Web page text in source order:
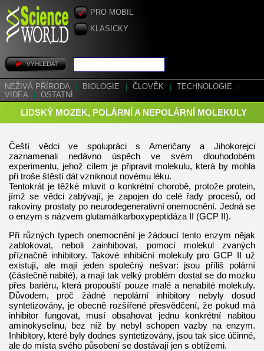
PRO MOBIL
KLASICKY
NEŽIVÁ PŘÍRODA BIOLOGIE ČLOVĚK TECHNOLOGIE
VIDEA
OSTATNÍ
LIDSKÝ MOZEK, POLÁRNÍ A NEPOLÁRNÍ MOLEKULY
Čeští vědci ve spolupráci s Američany a Jihokorejci
zaznamenali nedávno úspěch ve svém dlouhodobém
experimentu, jehož cílem je připravit molekulu, která by mohla
při troše štěstí dát vzniknout novému léku.
Tentokrát je těžké mluvit o konkrétní chorobě, protože protein,
jímž se vědci zabývají, je zapojen do celé řady procesů, od
rakoviny prostaty po neurodegenerativní onemocnění. Jedná se
o enzym s názvem glutamátkarboxypeptidáza II (GCP II).
Při různých typech onemocnění je žádoucí tento enzym nějak
zablokovat, neboli zainhibovat, pomocí molekul zvaných
příznačně inhibitory. Takové inhibiční molekuly pro GCP II už
existují, ale mají jeden společný nešvar: jsou příliš polární
(částečně nabité), a mají tak velký problém dostat se do mozku
přes bariéru, která propouští pouze malé a nenabité molekuly.
Důvodem, proč žádné nepolární inhibitory nebyly dosud
syntetizovány, je obecně rozšířené přesvědčení, že pokud má
inhibitor fungovat, musí obsahovat jednu konkrétní nabitou
aminokyselinu, bez níž by nebyl schopen vazby na enzym.
Inhibitory, které byly dodnes syntetizovány, jsou tak sice účinné,
ale do místa svého působení se dostávají jen s obtížemi.